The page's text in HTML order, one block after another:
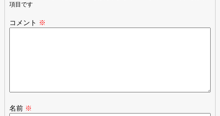
項目です
コメント ※
名前 ※